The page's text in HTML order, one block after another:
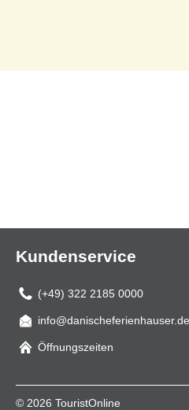
Kundenservice
(+49) 322 2185 0000
Mail
info@danischeferienhauser.de
Öffnungszeiten
© 2026 TouristOnline